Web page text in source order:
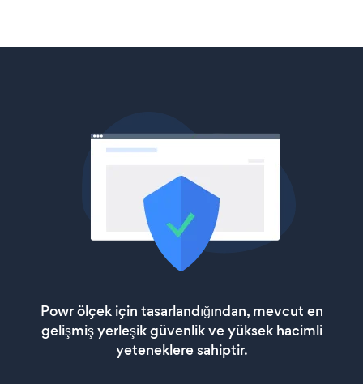
Powr ölçek için tasarlandığından, mevcut en
gelişmiş yerleşik güvenlik ve yüksek hacimli
yeteneklere sahiptir.